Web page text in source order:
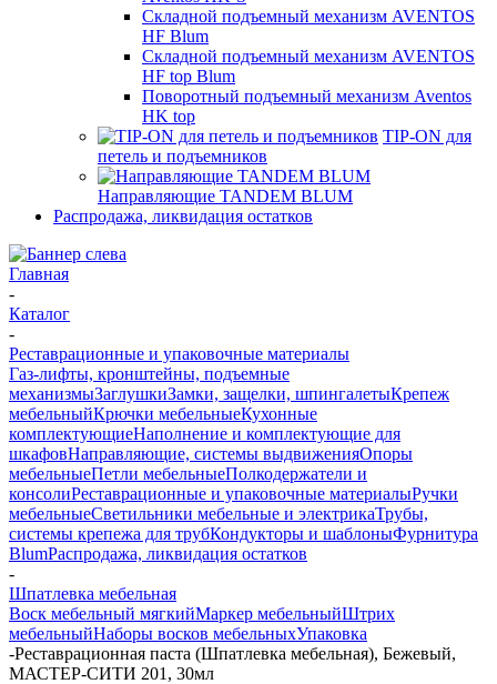
Складной подъемный механизм AVENTOS
HF Blum
Складной подъемный механизм AVENTOS
HF top Blum
Поворотный подъемный механизм Aventos
HK top
TIP-ON для
петель и подъемников
Направляющие TANDEM BLUM
Распродажа, ликвидация остатков
Главная
-
Каталог
-
Реставрационные и упаковочные материалы
Газ-лифты, кронштейны, подъемные
механизмыЗаглушкиЗамки, защелки, шпингалетыКрепеж
мебельныйКрючки мебельныеКухонные
комплектующиеНаполнение и комплектующие для
шкафовНаправляющие, системы выдвиженияОпоры
мебельныеПетли мебельныеПолкодержатели и
консолиРеставрационные и упаковочные материалыРучки
мебельныеСветильники мебельные и электрикаТрубы,
системы крепежа для трубКондукторы и шаблоныФурнитура
BlumРаспродажа, ликвидация остатков
-
Шпатлевка мебельная
Воск мебельный мягкийМаркер мебельныйШтрих
мебельныйНаборы восков мебельныхУпаковка
-Реставрационная паста (Шпатлевка мебельная), Бежевый,
МАСТЕР-СИТИ 201, 30мл